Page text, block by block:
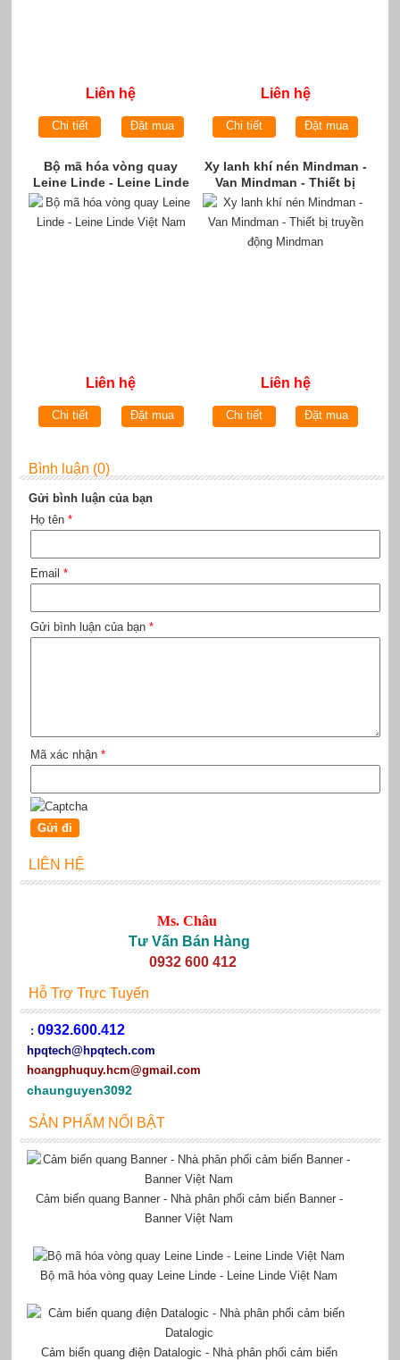
Liên hệ
Chi tiết Đặt mua
Liên hệ
Chi tiết Đặt mua
Bộ mã hóa vòng quay
Leine Linde - Leine Linde
Việt Nam
Liên hệ
Chi tiết Đặt mua
Xy lanh khí nén Mindman -
Van Mindman - Thiết bị
truyền động Mindman
Liên hệ
Chi tiết Đặt mua
Bình luận (0)
Gửi bình luận của bạn
Họ tên *
Email *
Gửi bình luận của bạn *
Mã xác nhận *
LIÊN HỆ
Ms. Châu
Tư Vấn Bán Hàng
0932 600 412
Hỗ Trợ Trực Tuyến
: 0932.600.412
hpqtech@hpqtech.com
hoangphuquy.hcm@gmail.com
chaunguyen3092
SẢN PHẨM NỔI BẬT
Cảm biến quang Banner - Nhà phân phối cảm biến Banner -
Banner Việt Nam
Bộ mã hóa vòng quay Leine Linde - Leine Linde Việt Nam
Cảm biến quang điện Datalogic - Nhà phân phối cảm biến